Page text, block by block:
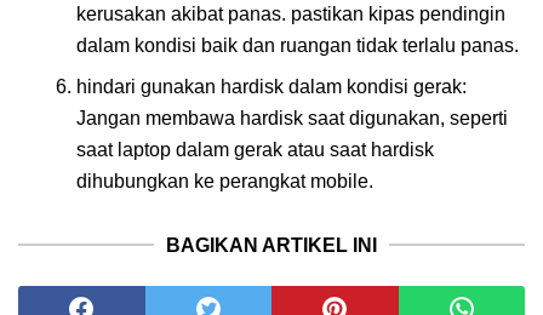
kerusakan akibat panas. pastikan kipas pendingin
dalam kondisi baik dan ruangan tidak terlalu panas.
hindari gunakan hardisk dalam kondisi gerak:
Jangan membawa hardisk saat digunakan, seperti
saat laptop dalam gerak atau saat hardisk
dihubungkan ke perangkat mobile.
BAGIKAN ARTIKEL INI